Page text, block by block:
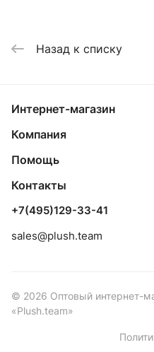
Назад к списку
Интернет-магазин
Компания
Помощь
Контакты
+7(495)129-33-41
sales@plush.team
© 2026 Оптовый интернет-
«Plush.team»